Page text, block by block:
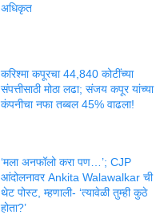
अधिकृत
करिश्मा कपूरचा 44,840 कोटींच्या
संपत्तीसाठी मोठा लढा; संजय कपूर यांच्या
कंपनीचा नफा तब्बल 45% वाढला!
‘मला अनफॉलो करा पण…’; CJP
आंदोलनावर Ankita Walawalkar ची
थेट पोस्ट, म्हणाली- ‘त्यावेळी तुम्ही कुठे
होता?’